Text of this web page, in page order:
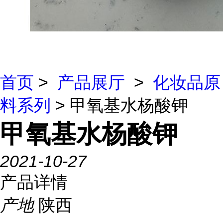
首页 > 产品展厅 > 化妆品原
料系列 > 甲氧基水杨酸钾
甲氧基水杨酸钾
2021-10-27
产品详情
产地 陕西